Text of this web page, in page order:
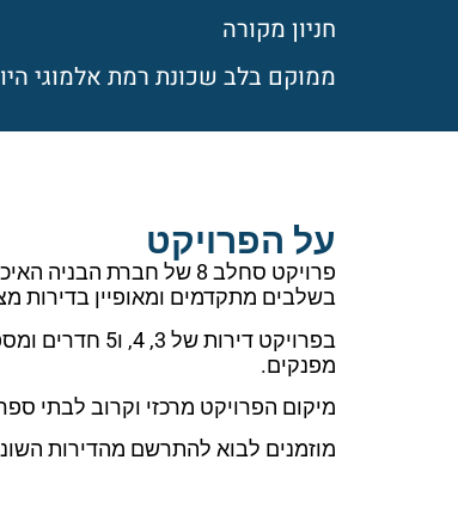
חניון מקורה
ממוקם בלב שכונת רמת אלמוגי
על הפרויקט
פרויקט סחלב 8 של
בשלבים מתקדמים ומאופיין בדירות
בפרויקט
מפנקים.
מיקום הפרויקט מרכזי וקרוב לבתי
מוזמנים לבוא להתרשם מהדירות